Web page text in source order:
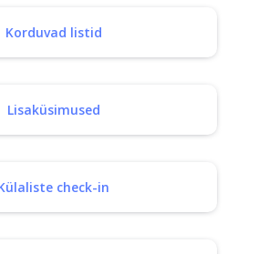
Korduvad listid
Lisaküsimused
check-in